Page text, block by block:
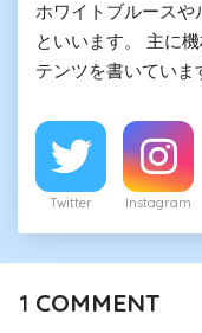
ホワイトブルースや
といいます。 主に
テンツを書いていま
Twitter Instagram
1 COMMENT